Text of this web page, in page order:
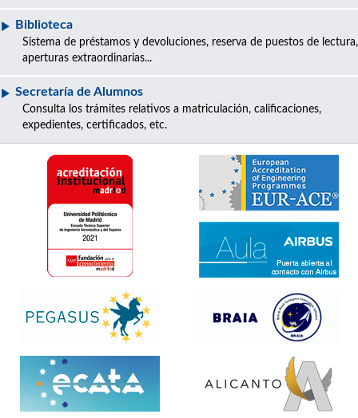
Biblioteca
Sistema de préstamos y devoluciones, reserva de puestos de lectura,
aperturas extraordinarias...
Secretaría de Alumnos
Consulta los trámites relativos a matriculación, calificaciones,
expedientes, certificados, etc.